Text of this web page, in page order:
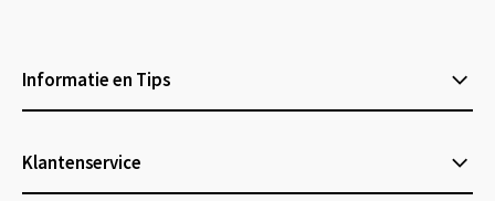
Informatie en Tips
Klantenservice